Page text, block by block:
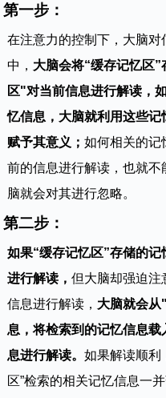
第一步：
在注意力的控制下，大脑
中， 大脑会将“缓存记忆区
区"对当前信息进行解读，
忆信息，大脑就利用这些
赋予其意义；如何相关的记
前的信息进行解读，也就
脑就会对其进行忽略。
第二步：
如果“缓存记忆区”存储的
进行解读，但大脑却强迫注
信息进行解读， 大脑就会
息，将检索到的记忆信息
息进行解读。如果解读顺利
区”检索的相关记忆信息一